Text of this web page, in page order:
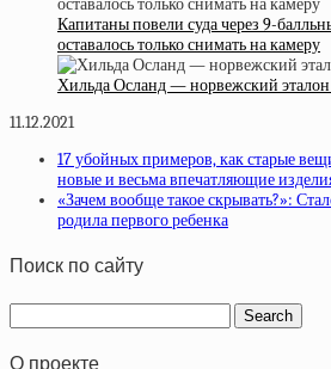
Капитаны повели суда через 9-
оставалось только снимать на камеру
Хильда Осланд — норвежский эталон
11.12.2021
17 убойных примеров, как старые
новые и весьма впечатляющие
«Зачем вообще такое скрывать?»:
родила первого ребенка
Поиск по сайту
О проекте